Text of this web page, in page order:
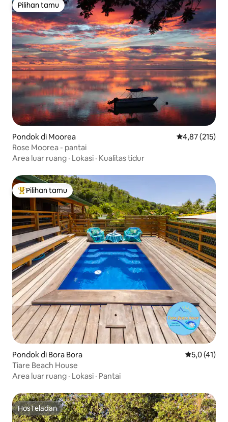
Pilihan tamu
Pilihan tamu
Pondok di Moorea Nilai rata-rata
4,87 (215)
Rose Moorea - pantai
Area luar ruang · Lokasi · Kualitas tidur
Pilihan tamu terpopuler
Pilihan tamu
Pondok di Bora Bora Nilai rata-
5,0 (41)
Tiare Beach House
Area luar ruang · Lokasi · Pantai
HosTeladan
HosTeladan